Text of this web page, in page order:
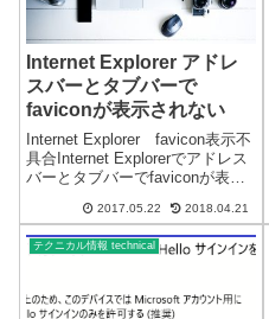
Internet Explorer アドレ
スバーとタブバーで
faviconが表示されない
Internet Explorer favicon表示不
具合Internet Explorerでアドレス
バーとタブバーでfaviconが表示
はfaviconが表示されます。PCの
負荷を少なくするために「フィ
ード...
2017.05.22 2018.04.21
テクニカル情報 technical